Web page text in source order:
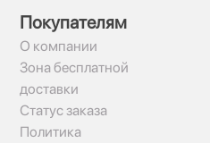
Покупателям
О компании
Зона бесплатной
доставки
Статус заказа
Политика